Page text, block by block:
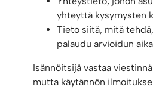
yhteyttä kysymysten
Tieto siitä, mitä
palaudu arvioidun
Isännöitsijä vastaa
mutta käytännön